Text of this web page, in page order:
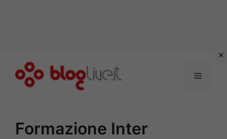
Menu
Formazione Inter